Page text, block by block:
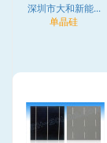
深圳市大和新能...
单晶硅